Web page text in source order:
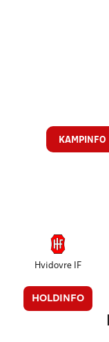
KAMPINFO
Hvidovre IF
HOLDINFO